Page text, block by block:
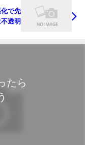
で先
透明
たら